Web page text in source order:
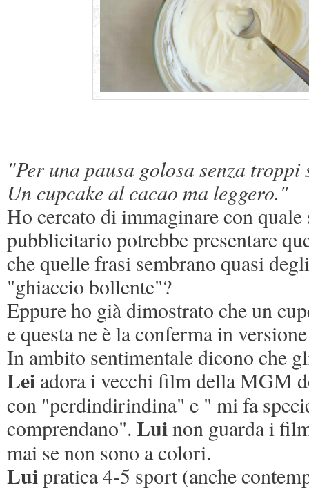
"Per una pausa golosa senza troppi
Un cupcake al cacao ma leggero."
Ho cercato di immaginare con
pubblicitario potrebbe presentare
che quelle frasi sembrano quasi
"ghiaccio bollente"?
Eppure ho già dimostrato che un
e questa ne è la conferma in
In ambito sentimentale dicono che
Lei adora i vecchi film della MGM
con "perdindirindina" e " mi fa
comprendano". Luinon guarda i
mai se non sono a colori.
Luipratica 4-5 sport (anche